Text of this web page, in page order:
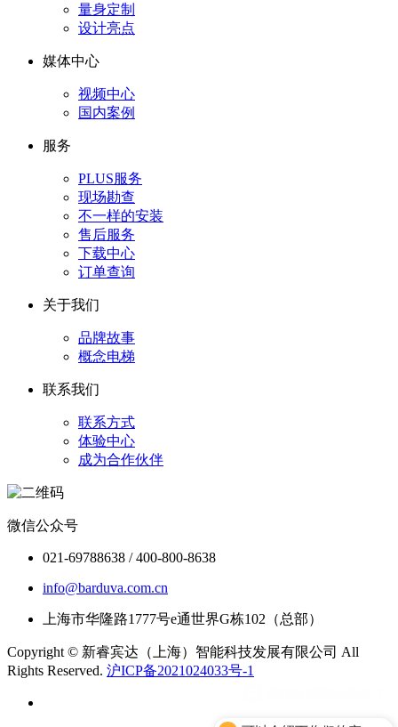
量身定制
设计亮点
媒体中心
视频中心
国内案例
服务
PLUS服务
现场勘查
不一样的安装
售后服务
下载中心
订单查询
关于我们
品牌故事
概念电梯
联系我们
联系方式
体验中心
成为合作伙伴
微信公众号
021-69788638 / 400-800-8638
info@barduva.com.cn
上海市华隆路1777号e通世界G栋102（总部）
Copyright © 新睿宾达（上海）智能科技发展有限公司 All
Rights Reserved. 沪ICP备2021024033号-1